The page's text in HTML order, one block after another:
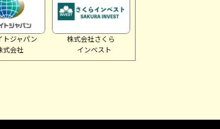
トジャパン
式会社
株式会社さくら
インベスト